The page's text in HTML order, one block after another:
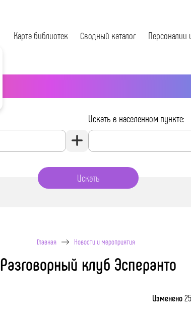
Карта библиотек Сводный каталог Персоналии
Искать в населенном пункте:
Главная Новости и мероприятия
Разговорный клуб Эсперанто
Изменено